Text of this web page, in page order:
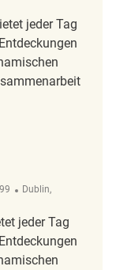
jeder Tag
Ort
Dublin,
jeder Tag